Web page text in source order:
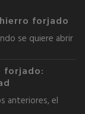
forjado
se quiere abrir
forjado:
anteriores, el